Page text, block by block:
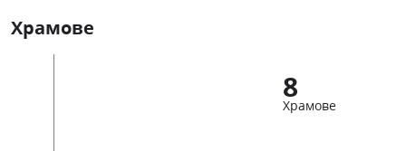
Храмове
8
Храмове